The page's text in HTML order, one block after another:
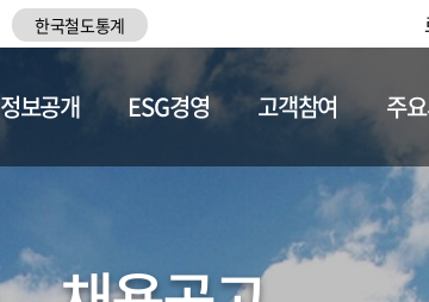
한국철도통계
채용정보
정보공개 ESG경영 고객참여 주